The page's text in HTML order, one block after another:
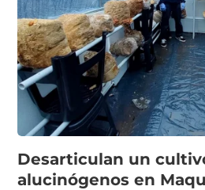
Desarticulan un
alucinógenos en